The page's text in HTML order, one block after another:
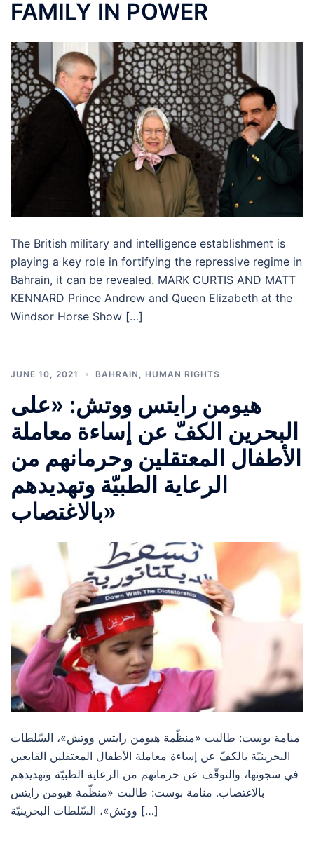
FAMILY IN POWER
The British military and intelligence establishment is
playing a key role in fortifying the repressive regime in
Bahrain, it can be revealed. MARK CURTIS AND MATT
KENNARD Prince Andrew and Queen Elizabeth at the
Windsor Horse Show […]
JUNE 10, 2021 BAHRAIN HUMAN RIGHTS
هيومن رايتس ووتش: «على
البحرين الكفّ عن إساءة معاملة
الأطفال المعتقلين وحرمانهم من
الرعاية الطبيّة وتهديدهم
بالاغتصاب»
منامة بوست: طالبت «منظّمة هيومن رايتس ووتش»، السّلطات
البحرينيّة بالكفّ عن إساءة معاملة الأطفال المعتقلين القابعين
في سجونها، والتوقّف عن حرمانهم من الرعاية الطبيّة وتهديدهم
بالاغتصاب. منامة بوست: طالبت «منظّمة هيومن رايتس
ووتش»، السّلطات البحرينيّة […]